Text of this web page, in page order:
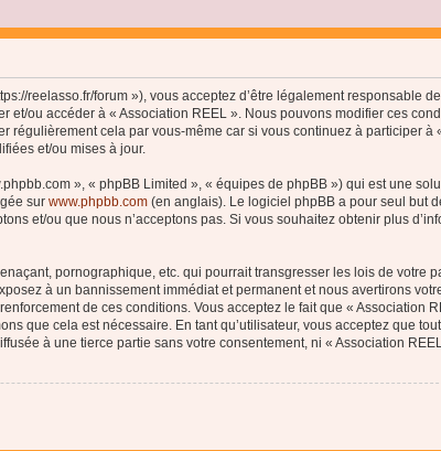
reelasso.fr/forum »), vous acceptez d’être légalement responsable
ou accéder à « Association REEL ». Nous pouvons modifier ces
cela par vous-même car si vous continuez à participer à
et/ou mises à jour.
», « phpBB Limited », « équipes de phpBB ») qui est une
sur www.phpbb.com (en anglais). Le logiciel phpBB a pour seul but
et/ou que nous n’acceptons pas. Si vous souhaitez obtenir plus
pornographique, etc. qui pourrait transgresser les lois de votre
à un bannissement immédiat et permanent et nous avertirons
de ces conditions. Vous acceptez le fait que « Association
que cela est nécessaire. En tant qu’utilisateur, vous acceptez que
à une tierce partie sans votre consentement, ni « Association